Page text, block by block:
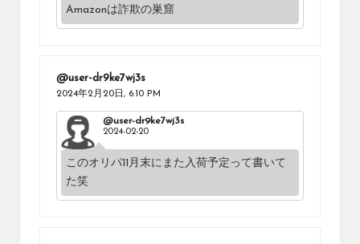
Amazonは詐欺の巣窟
@user-dr9ke7wj3s
2024年2月20日, 6:10 PM
@user-dr9ke7wj3s
2024-02-20
このオリパ11月末にまた入荷予定って書いて
た笑